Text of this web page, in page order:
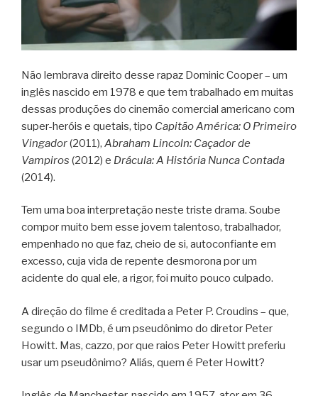
Não lembrava direito desse rapaz Dominic Cooper – um
inglês nascido em 1978 e que tem trabalhado em muitas
dessas produções do cinemão comercial americano com
super-heróis e quetais, tipo Capitão América: O Primeiro
Vingador(2011), Abraham Lincoln: Caçador de
Vampiros (2012) e Drácula: A História Nunca Contada
(2014).
Tem uma boa interpretação neste triste drama. Soube
compor muito bem esse jovem talentoso, trabalhador,
empenhado no que faz, cheio de si, autoconfiante em
excesso, cuja vida de repente desmorona por um
acidente do qual ele, a rigor, foi muito pouco culpado.
A direção do filme é creditada a Peter P. Croudins – que,
segundo o IMDb, é um pseudônimo do diretor Peter
Howitt. Mas, cazzo, por que raios Peter Howitt preferiu
usar um pseudônimo? Aliás, quem é Peter Howitt?